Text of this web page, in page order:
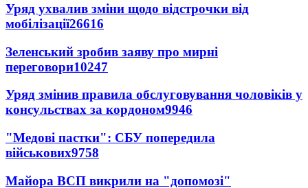
Уряд ухвалив зміни щодо відстрочки від
мобілізації26616
Зеленський зробив заяву про мирні
переговори10247
Уряд змінив правила обслуговування чоловіків у
консульствах за кордоном9946
"Медові пастки": СБУ попередила
військових9758
Майора ВСП викрили на "допомозі"